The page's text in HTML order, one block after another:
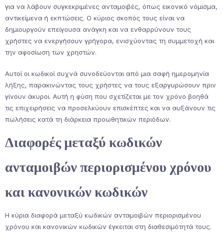
για να λάβουν συγκεκριμένες ανταμοιβές, όπως εικονικό νόμισμα,
αντικείμενα ή εκπτώσεις. Ο κύριος σκοπός τους είναι να
δημιουργούν επείγουσα ανάγκη και να ενθαρρύνουν τους
χρήστες να ενεργήσουν γρήγορα, ενισχύοντας τη συμμετοχή και
την αφοσίωση των χρηστών.
Αυτοί οι κωδικοί συχνά συνοδεύονται από μια σαφή ημερομηνία
λήξης, παρακινώντας τους χρήστες να τους εξαργυρώσουν πριν
γίνουν άκυροι. Αυτή η φύση που σχετίζεται με τον χρόνο βοηθά
τις επιχειρήσεις να προσελκύουν επισκέπτες και να αυξάνουν τις
πωλήσεις κατά τη διάρκεια προωθητικών περιόδων.
Διαφορές μεταξύ κωδικών
ανταμοιβών περιορισμένου χρόνου
και κανονικών κωδικών
Η κύρια διαφορά μεταξύ κωδικών ανταμοιβών περιορισμένου
χρόνου και κανονικών κωδικών έγκειται στη διαθεσιμότητά τους.